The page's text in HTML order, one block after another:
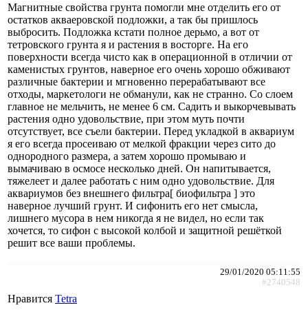
Магнитные свойства грунта помогли мне отделить его от
остатков акваеровской подложки, а так бы пришлось
выбросить. Подложка кстати полное дерьмо, а вот от
тетровского грунта я и растения в восторге. На его
поверхности всегда чисто как в операционной в отличии от
каменистых грунтов, наверное его очень хорошо обживают
различные бактерии и мгновенно перерабатывают все
отходы, маркетологи не обманули, как не странно. Со слоем
главное не мельчить, не менее 6 см. Садить и выкорчевывать
растения одно удовольствие, при этом муть почти
отсутствует, все съели бактерии. Перед укладкой в аквариум
я его всегда просеиваю от мелкой фракции через сито до
однородного размера, а затем хорошо промываю и
вымачиваю в осмосе несколько дней. Он напитывается,
тяжелеет и далее работать с ним одно удовольствие. Для
аквариумов без внешнего фильтра[ биофильтра ] это
наверное лучший грунт. И сифонить его нет смысла,
лишнего мусора в нем никогда я не видел, но если так
хочется, то сифон с высокой колбой и защитной решёткой
решит все ваши проблемы.
29/01/2020 05:11:55
#2740548
Нравится Tetra